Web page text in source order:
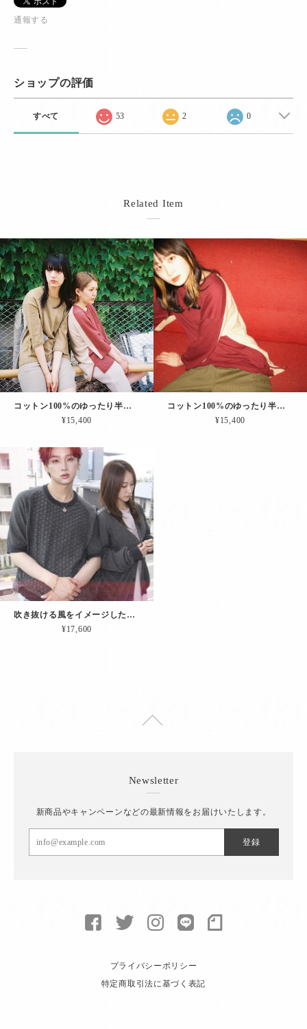
通報する
ショップの評価
すべて 53 2 0
Related Item
コットン100%のゆったり半袖カットソー｜スイッチングカラー（マスタードxグレー）
¥15,400
コットン100%のゆったり半袖カットソー｜スイッチングカラー（エンジxベージュ）
¥15,400
吹き抜ける風をイメージした「半袖サマーニット"Wind"」（チャコール）
¥17,600
Newsletter
新商品やキャンペーンなどの最新情報をお届けいたします。
登録
プライバシーポリシー
特定商取引法に基づく表記